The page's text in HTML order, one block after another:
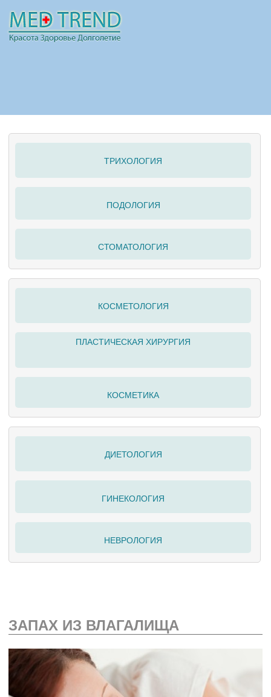
ПОЛЕЗНО
ТРИХОЛОГИЯ
ПОДОЛОГИЯ
СТОМАТОЛОГИЯ
КОСМЕТОЛОГИЯ
ПЛАСТИЧЕСКАЯ ХИРУРГИЯ
КОСМЕТИКА
ДИЕТОЛОГИЯ
ГИНЕКОЛОГИЯ
НЕВРОЛОГИЯ
ЗАПАХ ИЗ ВЛАГАЛИЩА